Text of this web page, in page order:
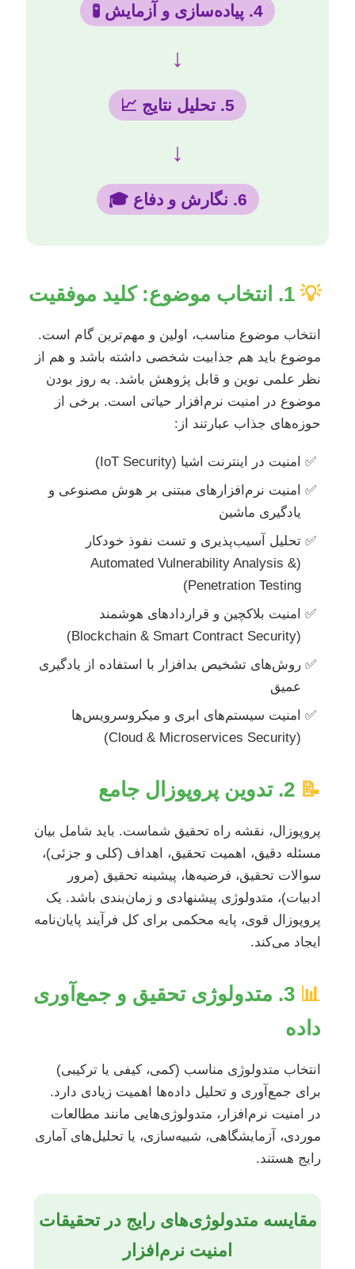
4. پیاده‌سازی و آزمایش 🧪
↓
5. تحلیل نتایج 📈
↓
6. نگارش و دفاع 🎓
💡
انتخاب موضوع مناسب، اولین و مهم‌ترین گام است.
موضوع باید هم جذابیت شخصی داشته باشد و هم از
نظر علمی نوین و قابل پژوهش باشد. به روز بودن
موضوع در امنیت نرم‌افزار حیاتی است. برخی از
حوزه‌های جذاب عبارتند از:
امنیت در اینترنت اشیا (IoT Security)
امنیت نرم‌افزارهای مبتنی بر هوش مصنوعی و
یادگیری ماشین
تحلیل آسیب‌پذیری و تست نفوذ خودکار
(Automated Vulnerability Analysis &
Penetration Testing)
امنیت بلاکچین و قراردادهای هوشمند
(Blockchain & Smart Contract Security)
روش‌های تشخیص بدافزار با استفاده از یادگیری
عمیق
امنیت سیستم‌های ابری و میکروسرویس‌ها
(Cloud & Microservices Security)
📝
پروپوزال، نقشه راه تحقیق شماست. باید شامل بیان
مسئله دقیق، اهمیت تحقیق، اهداف (کلی و جزئی)،
سوالات تحقیق، فرضیه‌ها، پیشینه تحقیق (مرور
ادبیات)، متدولوژی پیشنهادی و زمان‌بندی باشد. یک
پروپوزال قوی، پایه محکمی برای کل فرآیند پایان‌نامه
ایجاد می‌کند.
📊
3. متدولوژی تحقیق و جمع‌آوری
داده
انتخاب متدولوژی مناسب (کمی، کیفی یا ترکیبی)
برای جمع‌آوری و تحلیل داده‌ها اهمیت زیادی دارد.
در امنیت نرم‌افزار، متدولوژی‌هایی مانند مطالعات
موردی، آزمایشگاهی، شبیه‌سازی، یا تحلیل‌های آماری
رایج هستند.
مقایسه متدولوژی‌های رایج در تحقیقات
امنیت نرم‌افزار